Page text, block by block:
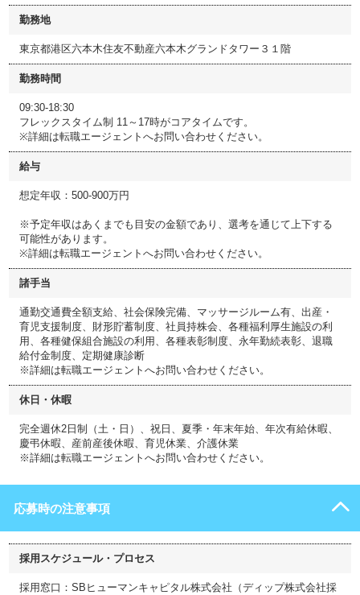
勤務地
東京都港区六本木住友不動産六本木グランドタワー３１階
勤務時間
09:30-18:30
フレックスタイム制 11～17時がコアタイムです。
※詳細は転職エージェントへお問い合わせください。
給与
想定年収：500-900万円
※予定年収はあくまでも目安の金額であり、選考を通じて上下する
可能性があります。
※詳細は転職エージェントへお問い合わせください。
諸手当
通勤交通費全額支給、社会保険完備、マッサージルーム有、出産・
育児支援制度、財形貯蓄制度、社員持株会、各種福利厚生施設の利
用、各種健保組合施設の利用、各種表彰制度、永年勤続表彰、退職
給付金制度、定期健康診断
※詳細は転職エージェントへお問い合わせください。
休日・休暇
完全週休2日制（土・日）、祝日、夏季・年末年始、年次有給休暇、
慶弔休暇、産前産後休暇、育児休業、介護休業
※詳細は転職エージェントへお問い合わせください。
応募時の注意事項
採用スケジュール・プロセス
採用窓口：SBヒューマンキャピタル株式会社（ディップ株式会社採